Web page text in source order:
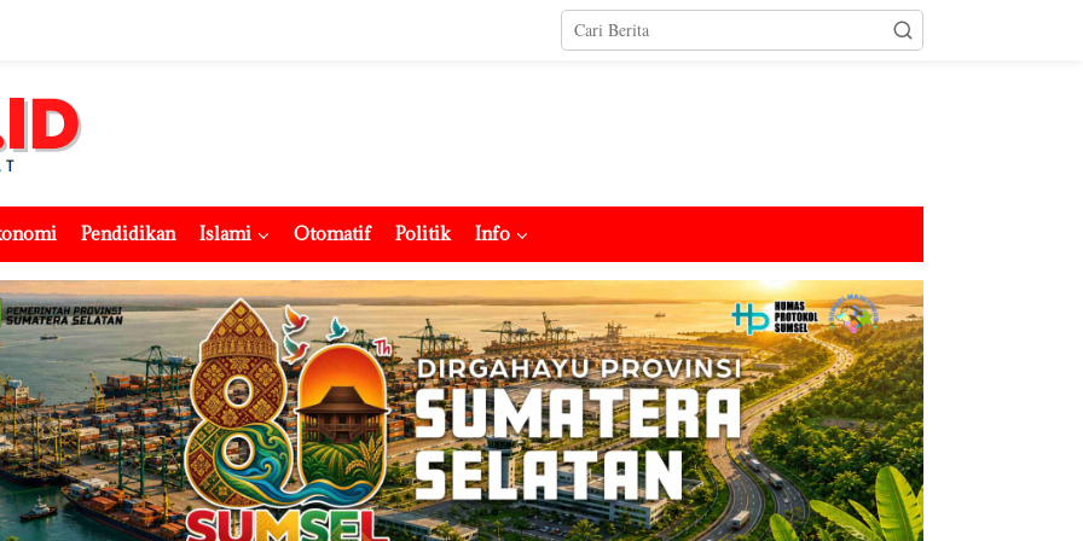
Pendidikan Islami Otomatif Politik Info